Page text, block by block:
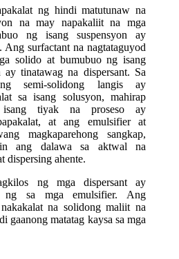
ng hindi matutunaw na
na may napakaliit na mga
ng isang suspensyon ay
Ang surfactant na nagtataguyod
solido at bumubuo ng isang
ay tinatawag na dispersant. Sa
semi-solidong langis ay
sa isang solusyon, mahirap
tiyak na proseso ay
at ang emulsifier at
magkaparehong sangkap,
ang dalawa sa aktwal na
dispersing ahente.
ng mga dispersant ay
ng sa mga emulsifier. Ang
na solidong maliit na
gaanong matatag kaysa sa mga